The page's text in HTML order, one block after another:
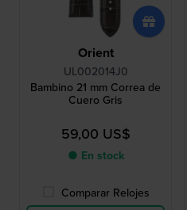
Orient
UL002014J0
Bambino 21 mm Correa de
Cuero Gris
59,00 US$
● En stock
Comparar Relojes